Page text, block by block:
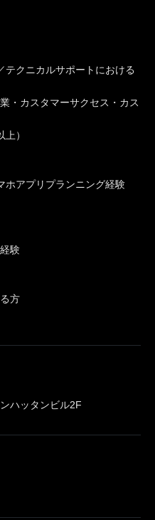
テクニカルサポートにおける
・カスタマーサクセス・カス
）
ホアプリプランニング経験
験
方
ハッタンビル2F